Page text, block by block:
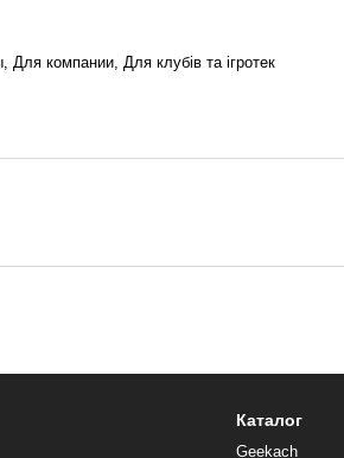
Для компании, Для клубів та ігротек
Каталог
Geekach